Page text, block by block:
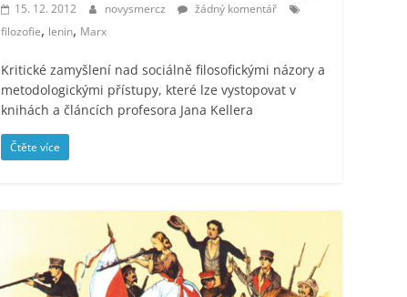
15. 12. 2012 novysmercz
žádný komentář
filozofie, lenin, Marx
Kritické zamyšlení nad sociálně filosofickými názory a
metodologickými přístupy, které lze vystopovat v
knihách a článcích profesora Jana Kellera
Čtěte více